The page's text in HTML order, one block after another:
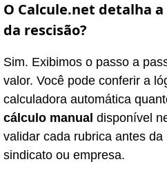
O Calcule.net detalha
da rescisão?
Sim. Exibimos o passo a
valor. Você pode conferir a
calculadora automática
cálculo manual disponível
validar cada rubrica antes
sindicato ou empresa.